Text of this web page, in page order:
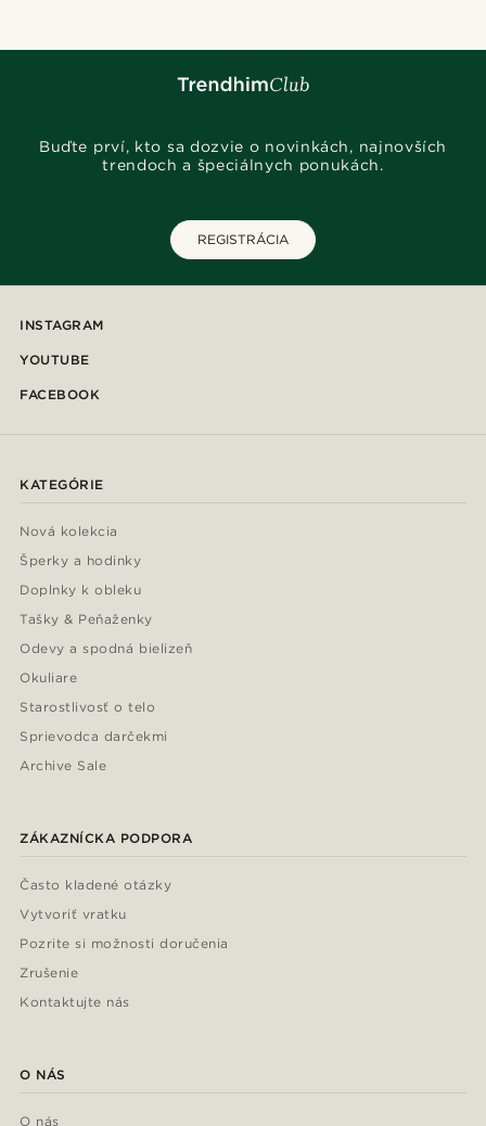
Buďte prví, kto sa dozvie o novinkách, najnovších
trendoch a špeciálnych ponukách.
REGISTRÁCIA
INSTAGRAM
YOUTUBE
FACEBOOK
KATEGÓRIE
Nová kolekcia
Šperky a hodinky
Doplnky k obleku
Tašky & Peňaženky
Odevy a spodná bielizeň
Okuliare
Starostlivosť o telo
Sprievodca darčekmi
Archive Sale
ZÁKAZNÍCKA PODPORA
Často kladené otázky
Vytvoriť vratku
Pozrite si možnosti doručenia
Zrušenie
Kontaktujte nás
O NÁS
O nás